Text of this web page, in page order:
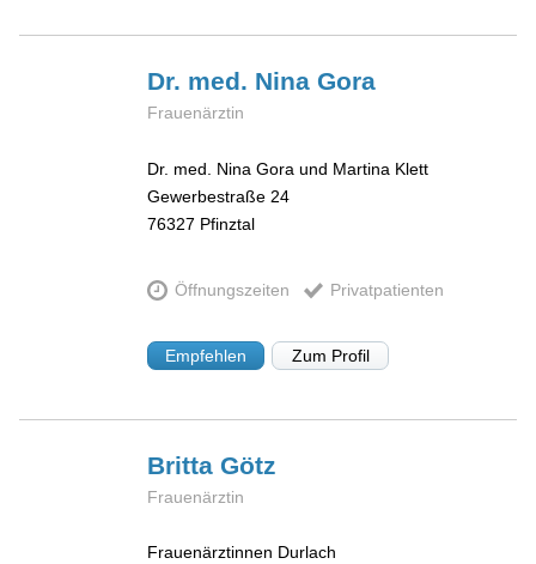
Dr. med. NinaGora
Frauenärztin
Dr. med. Nina Gora und Martina Klett
Gewerbestraße 24
76327 Pfinztal
Öffnungszeiten Privatpatienten
Empfehlen Zum Profil
BrittaGötz
Frauenärztin
Frauenärztinnen Durlach